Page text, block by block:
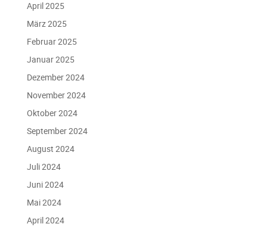
April 2025
März 2025
Februar 2025
Januar 2025
Dezember 2024
November 2024
Oktober 2024
September 2024
August 2024
Juli 2024
Juni 2024
Mai 2024
April 2024